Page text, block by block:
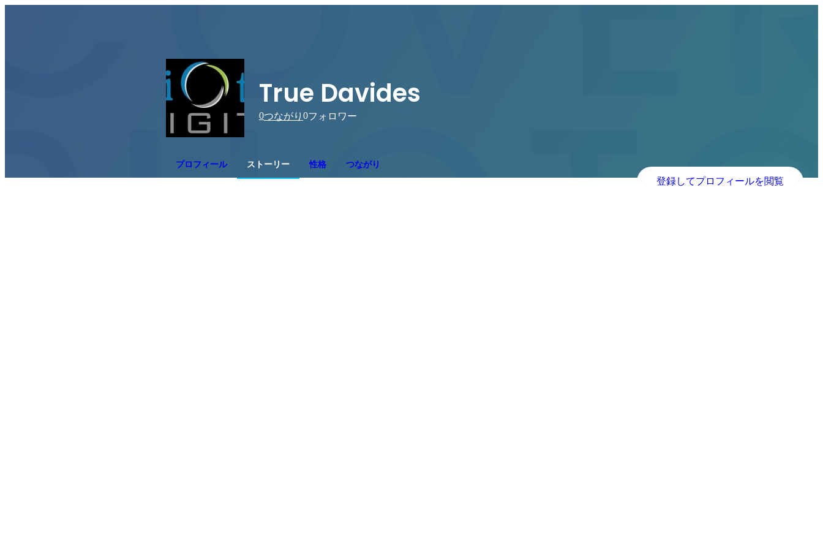
True Davides
0つながり 0フォロワー
プロフィール ストーリー 性格 つながり
登録してプロフィールを閲覧